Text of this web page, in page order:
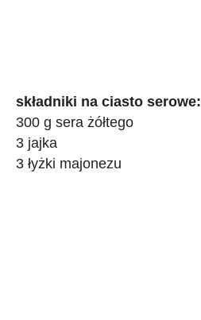
składniki na ciasto serowe:
300 g sera żółtego
3 jajka
3 łyżki majonezu